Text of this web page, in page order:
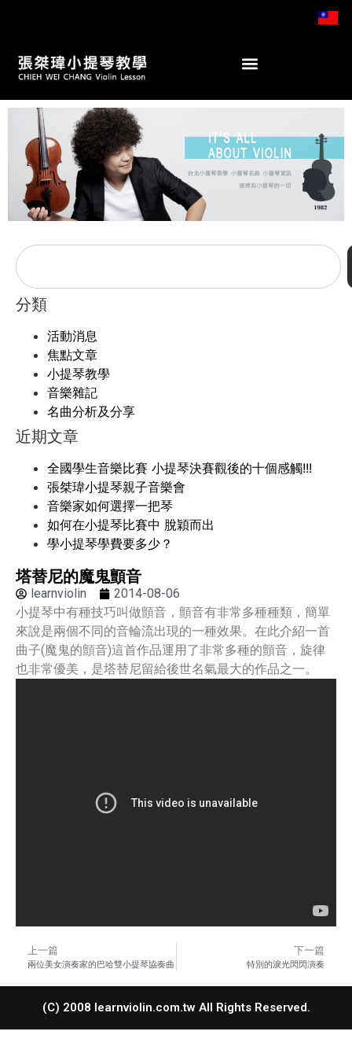
分類
活動消息
焦點文章
小提琴教學
音樂雜記
名曲分析及分享
近期文章
全國學生音樂比賽 小提琴決賽觀後的十個感觸!!!
張桀瑋小提琴親子音樂會
音樂家如何選擇一把琴
如何在小提琴比賽中 脫穎而出
學小提琴學費要多少？
塔替尼的魔鬼顫音
learnviolin
2014-08-06
小提琴中有種技巧叫做顫音，顫音有非常多種種類，簡單
來說是兩個不同的音輪流出現的一種效果。在此介紹一首
曲子(魔鬼的顫音)這首作品運用了非常多種的顫音，旋律
也非常優美，是塔替尼留給後世名氣最大的作品之一。
上一篇
兩位美女演奏家的巴哈雙小提琴協奏曲
下一篇
特別的淚光閃閃演奏
(C) 2008 learnviolin.com.tw All Rights Reserved.